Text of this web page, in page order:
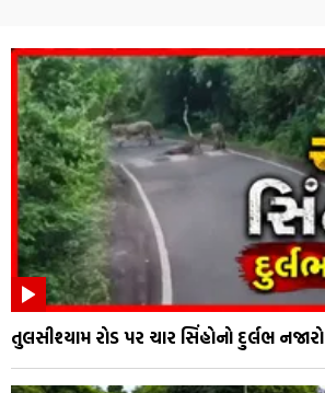
તુલસીશ્યામ રોડ પર ચાર સિંહોનો દુર્લભ નજારો